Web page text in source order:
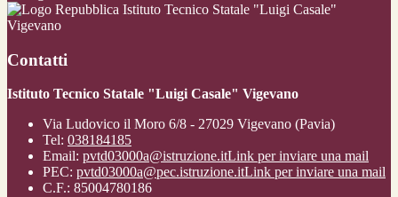
Istituto Tecnico Statale "Luigi Casale"
Vigevano
Contatti
Istituto Tecnico Statale "Luigi Casale" Vigevano
Via Ludovico il Moro 6/8 - 27029 Vigevano (Pavia)
Tel: 038184185
Email: pvtd03000a@istruzione.itLink per inviare una mail
PEC: pvtd03000a@pec.istruzione.itLink per inviare una mail
C.F.: 85004780186